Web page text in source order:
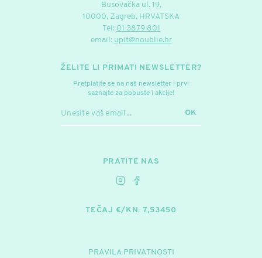
Busovačka ul. 19,
10000, Zagreb, HRVATSKA
Tel: 01 3879 801
email: upit@noublie.hr
ŽELITE LI PRIMATI NEWSLETTER?
Pretplatite se na naš newsletter i prvi
saznajte za popuste i akcije!
OK
PRATITE NAS
TEČAJ €/KN: 7,53450
PRAVILA PRIVATNOSTI